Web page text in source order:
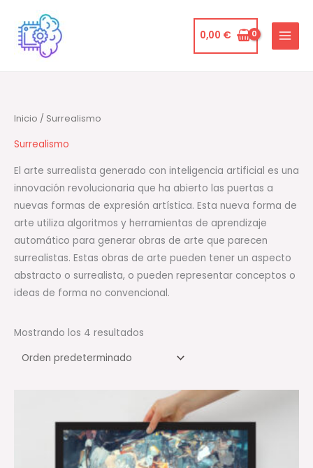
contenido
0,00 €
Inicio / Surrealismo
Surrealismo
El arte surrealista generado con inteligencia artificial es una
innovación revolucionaria que ha abierto las puertas a
nuevas formas de expresión artística. Esta nueva forma de
arte utiliza algoritmos y herramientas de aprendizaje
automático para generar obras de arte que parecen
surrealistas. Estas obras de arte pueden tener un aspecto
abstracto o surrealista, o pueden representar conceptos o
ideas de forma no convencional.
Mostrando los 4 resultados
desde
23,00 €
hasta
42,00 €